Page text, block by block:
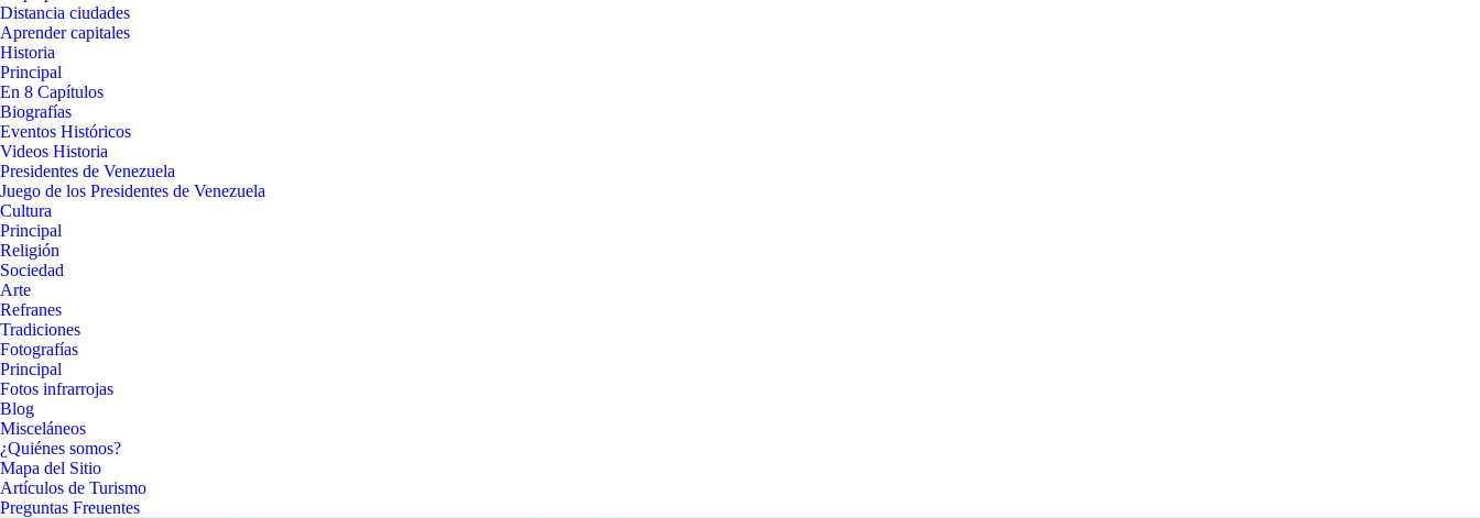
Distancia ciudades
Aprender capitales
Historia
Principal
En 8 Capítulos
Biografías
Eventos Históricos
Videos Historia
Presidentes de Venezuela
Juego de los Presidentes de Venezuela
Cultura
Principal
Religión
Sociedad
Arte
Refranes
Tradiciones
Fotografías
Principal
Fotos infrarrojas
Blog
Misceláneos
¿Quiénes somos?
Mapa del Sitio
Artículos de Turismo
Preguntas Freuentes